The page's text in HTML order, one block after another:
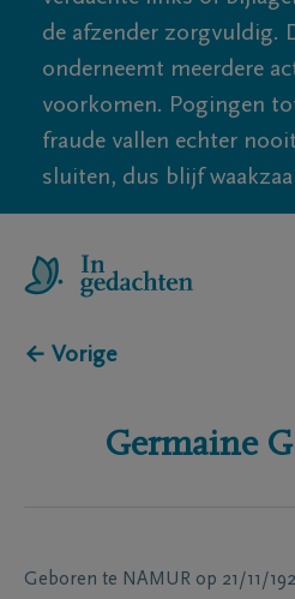
de afzender zorgvuldig.
onderneemt meerdere
voorkomen. Pogingen
fraude vallen echter
sluiten, dus blijf
← Vorige
Germaine
Geboren te NAMUR op 21/11/